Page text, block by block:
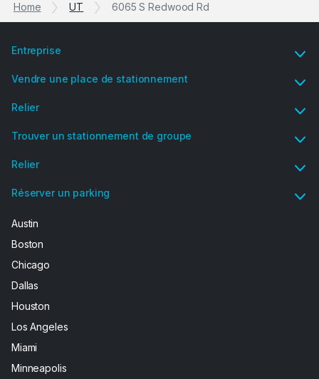
Home UT 6065 S Redwood Rd
Entreprise
Vendre une place de stationnement
Relier
Trouver un stationnement de groupe
Relier
Réserver un parking
Austin
Boston
Chicago
Dallas
Houston
Los Angeles
Miami
Minneapolis